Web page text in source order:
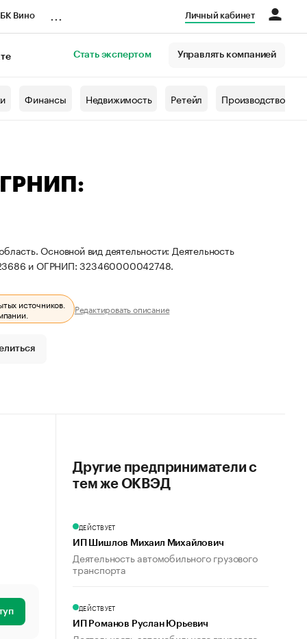
Вино Личный кабинет
Стать экспертом Управлять компанией
Финансы Недвижимость Ретейл Производство
Основной вид деятельности: Деятельность
и ОГРНИП: 323460000042748.
источников.
Редактировать описание
Другие предприниматели с
тем же ОКВЭД
ДЕЙСТВУЕТ
ИП Шишлов Михаил Михайлович
Деятельность автомобильного грузового
транспорта
ДЕЙСТВУЕТ
ИП Романов Руслан Юрьевич